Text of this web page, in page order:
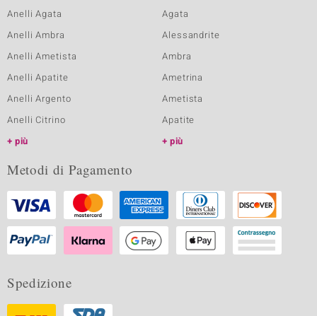
Anelli Agata
Anelli Ambra
Anelli Ametista
Anelli Apatite
Anelli Argento
Anelli Citrino
più
Agata
Alessandrite
Ambra
Ametrina
Ametista
Apatite
più
Metodi di Pagamento
Spedizione